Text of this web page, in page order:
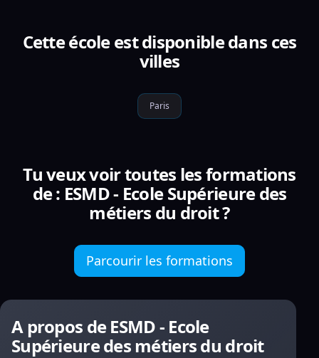
Cette école est disponible dans ces
villes
Paris
Tu veux voir toutes les formations
de : ESMD - Ecole Supérieure des
métiers du droit ?
Parcourir les formations
A propos de ESMD - Ecole
Supérieure des métiers du droit